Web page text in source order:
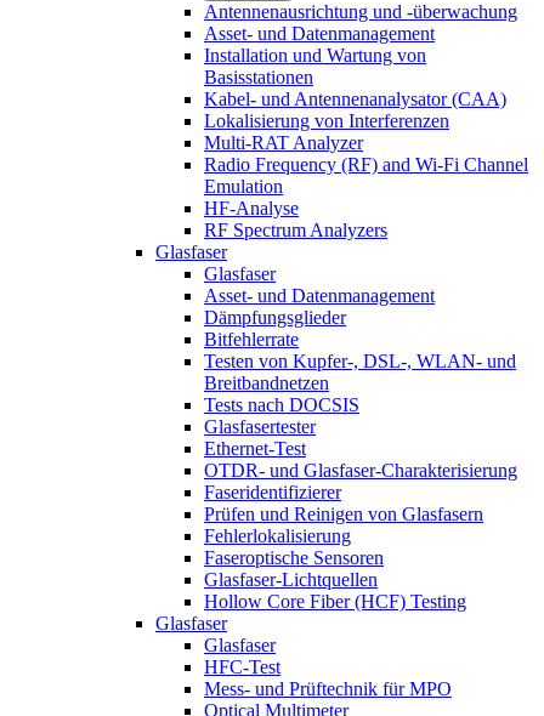
Antennenausrichtung und -überwachung
Asset- und Datenmanagement
Installation und Wartung von
Basisstationen
Kabel- und Antennenanalysator (CAA)
Lokalisierung von Interferenzen
Multi-RAT Analyzer
Radio Frequency (RF) and Wi-Fi Channel
Emulation
HF-Analyse
RF Spectrum Analyzers
Glasfaser
Glasfaser
Asset- und Datenmanagement
Dämpfungsglieder
Bitfehlerrate
Testen von Kupfer-, DSL-, WLAN- und
Breitbandnetzen
Tests nach DOCSIS
Glasfasertester
Ethernet-Test
OTDR- und Glasfaser-Charakterisierung
Faseridentifizierer
Prüfen und Reinigen von Glasfasern
Fehlerlokalisierung
Faseroptische Sensoren
Glasfaser-Lichtquellen
Hollow Core Fiber (HCF) Testing
Glasfaser
Glasfaser
HFC-Test
Mess- und Prüftechnik für MPO
Optical Multimeter